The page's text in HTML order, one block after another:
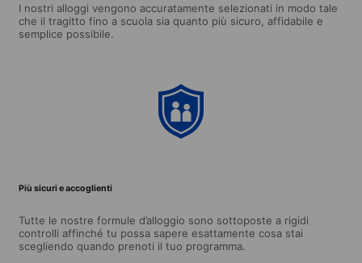
I nostri alloggi vengono accuratamente selezionati in modo tale
che il tragitto fino a scuola sia quanto più sicuro, affidabile e
semplice possibile.
Più sicuri e accoglienti
Tutte le nostre formule d’alloggio sono sottoposte a rigidi
controlli affinché tu possa sapere esattamente cosa stai
scegliendo quando prenoti il tuo programma.